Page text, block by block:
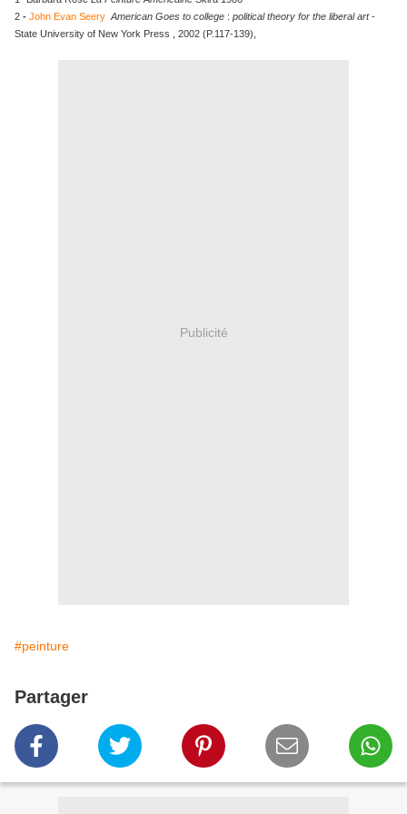
2 - John Evan Seery American Goes to college : political theory for the liberal art-
State University of New York Press , 2002 (P.117-139),
Publicité
#peinture
Partager